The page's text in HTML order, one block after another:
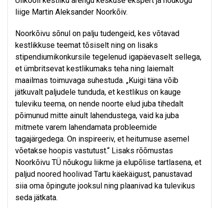
liige Martin Aleksander Noorkõiv.
Noorkõivu sõnul on palju tudengeid, kes võtavad
kestlikkuse teemat tõsiselt ning on lisaks
stipendiumikonkursile tegelenud igapäevaselt sellega,
et ümbritsevat kestlikumaks teha ning laiemalt
maailmas toimuvaga suhestuda. „Kuigi täna võib
jätkuvalt paljudele tunduda, et kestlikus on kauge
tuleviku teema, on nende noorte elud juba tihedalt
põimunud mitte ainult lahendustega, vaid ka juba
mitmete varem lahendamata probleemide
tagajärgedega. On inspireeriv, et heitumuse asemel
võetakse hoopis vastutust.“ Lisaks rõõmustas
Noorkõivu TÜ nõukogu liikme ja elupõlise tartlasena, et
paljud noored hoolivad Tartu käekäigust, panustavad
siia oma õpingute jooksul ning plaanivad ka tulevikus
seda jätkata.